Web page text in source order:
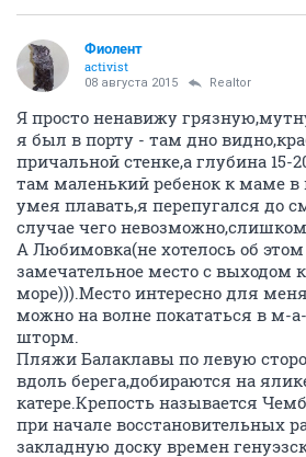
Фиолент
activist
08 августа 2015 Realtor
Я просто ненавижу
я был в порту - там дно
причальной стенке,а глубина 15-
там маленький ребенок к маме в
умея плавать,я перепугался до
случае чего
А Любимовка(не хотелось об
замечательное место с выходом
море))).Место интересно для
можно на волне покататься в м-
шторм.
Пляжи Балаклавы по левую
вдоль берега,добираются на
катере.Крепость называется
при начале восстановительных
закладную доску времен